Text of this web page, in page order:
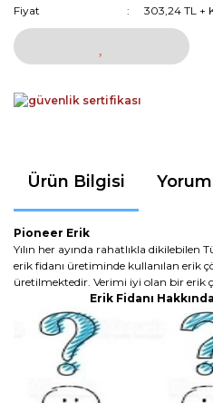
Fiyat
303,24 TL +
Ürün Bilgisi
Pioneer Erik
Yılın her ayında rahatlıkla dikilebilen
erik fidanı üretiminde kullanılan erik
üretilmektedir. Verimi iyi olan bir erik
Erik Fidanı